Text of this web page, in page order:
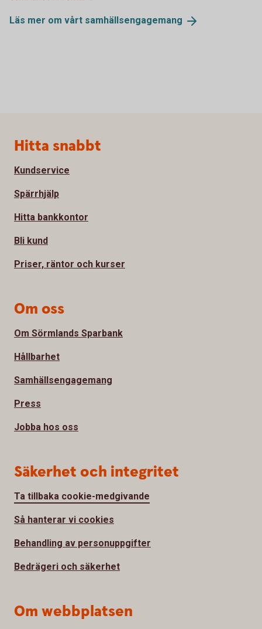
Läs mer om vårt samhällsengagemang
Sidfot
Hitta snabbt
Kundservice
Spärrhjälp
Hitta bankkontor
Bli kund
Priser, räntor och kurser
Om oss
Om Sörmlands Sparbank
Hållbarhet
Samhällsengagemang
Press
Jobba hos oss
Säkerhet och integritet
Ta tillbaka cookie-medgivande
Så hanterar vi cookies
Behandling av personuppgifter
Bedrägeri och säkerhet
Om webbplatsen